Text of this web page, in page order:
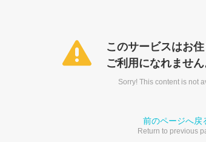
このサービスはお
ご利用になれません
Sorry! This content is not
前のページへ戻
Return to previous